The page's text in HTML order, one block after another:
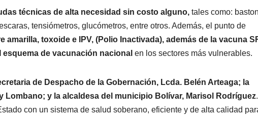
técnicas de alta necesidad sin costo alguno, tales como:
tensiómetros, glucómetros, entre otros. Además, el punto de
amarilla, toxoide e IPV, (Polio Inactivada), además de la vacuna
esquema de vacunación nacional en los sectores más vulnerables.
de Despacho de la Gobernación, Lcda. Belén Arteaga; la
Lombano; y la alcaldesa del municipio Bolívar, Marisol Rodríguez
con un sistema de salud soberano, eficiente y de alta calidad